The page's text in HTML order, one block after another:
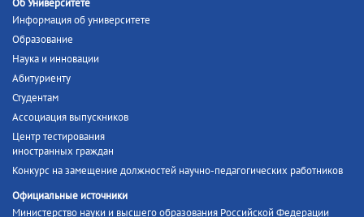
Об Университете
Информация об университете
Образование
Наука и инновации
Абитуриенту
Студентам
Ассоциация выпускников
Центр тестирования
иностранных граждан
Конкурс на замещение должностей научно-педагогических работников
Официальные источники
Министерство науки и высшего образования Российской Федерации